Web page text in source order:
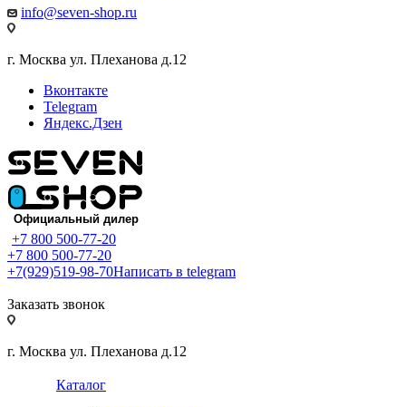
info@seven-shop.ru
г. Москва ул. Плеханова д.12
Вконтакте
Telegram
Яндекс.Дзен
+7 800 500-77-20
+7 800 500-77-20
+7(929)519-98-70Написать в telegram
Заказать звонок
г. Москва ул. Плеханова д.12
Каталог